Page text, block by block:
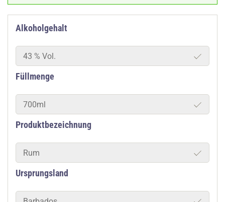
Alkoholgehalt
43 % Vol.
Füllmenge
700ml
Produktbezeichnung
Rum
Ursprungsland